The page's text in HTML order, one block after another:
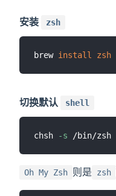
安装 zsh
brew install zsh
切换默认 shell
chsh -s
Oh My Zsh 则是 zsh